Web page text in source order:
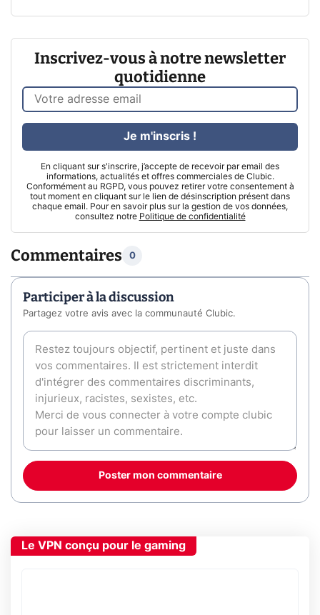
Inscrivez-vous à notre newsletter
quotidienne
En cliquant sur s'inscrire, j’accepte de recevoir par email des
informations, actualités et offres commerciales de Clubic.
Conformément au RGPD, vous pouvez retirer votre consentement à
tout moment en cliquant sur le lien de désinscription présent dans
chaque email. Pour en savoir plus sur la gestion de vos données,
consultez notre Politique de confidentialité
Je m'inscris !
Commentaires 0
Participer à la discussion
Partagez votre avis avec la communauté Clubic.
Poster mon commentaire
Le VPN conçu pour le gaming